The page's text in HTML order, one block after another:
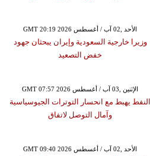
GMT 20:19 2026 الأحد ,02 آب / أغسطس
وزيرا خارجية السعودية وإيران يبحثان جهود
خفض التصعيد
GMT 07:57 2026 الإثنين ,03 آب / أغسطس
النفط يهبط مع انحسار التوترات الجيوسياسية
وآمال التوصل لاتفاق
GMT 09:40 2026 الأحد ,02 آب / أغسطس